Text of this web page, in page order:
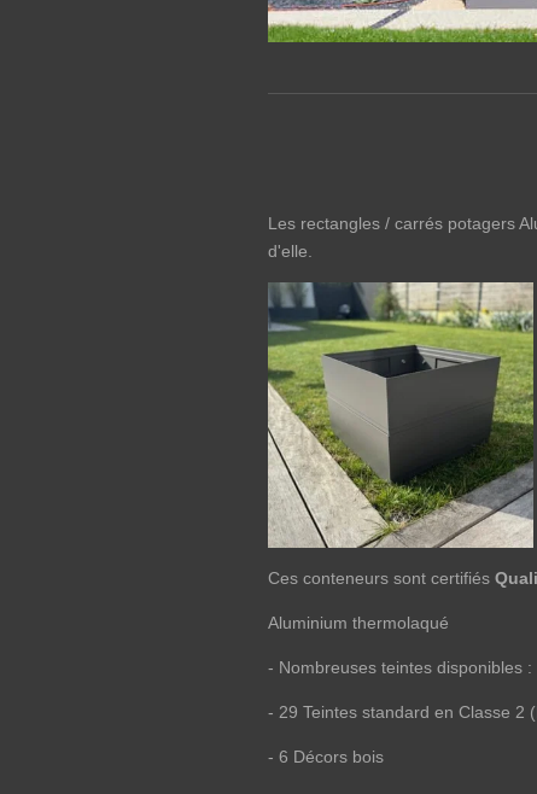
Les rectangles / carrés potagers
d'elle.
Ces conteneurs sont certifiés
Aluminium thermolaqué
- Nombreuses teintes disponibles :
- 29 Teintes standard en Classe 2
- 6 Décors bois